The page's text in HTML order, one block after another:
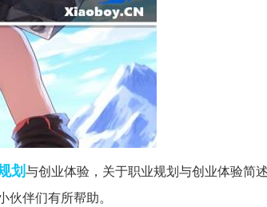
划与创业体验，关于职业规划与创业体验简
伴们有所帮助。